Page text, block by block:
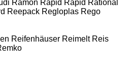
Ramon Rapid Rapid Rational
Reepack Regloplas Rego
Reifenhäuser Reimelt Reis